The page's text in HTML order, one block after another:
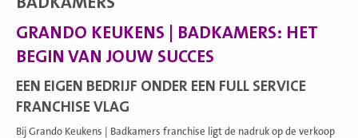
GRANDO KEUKENS | BADKAMERS: HET
BEGIN VAN JOUW SUCCES
EEN EIGEN BEDRIJF ONDER EEN FULL SERVICE
FRANCHISE VLAG
Bij Grando Keukens | Badkamers franchise ligt de nadruk op de verkoop